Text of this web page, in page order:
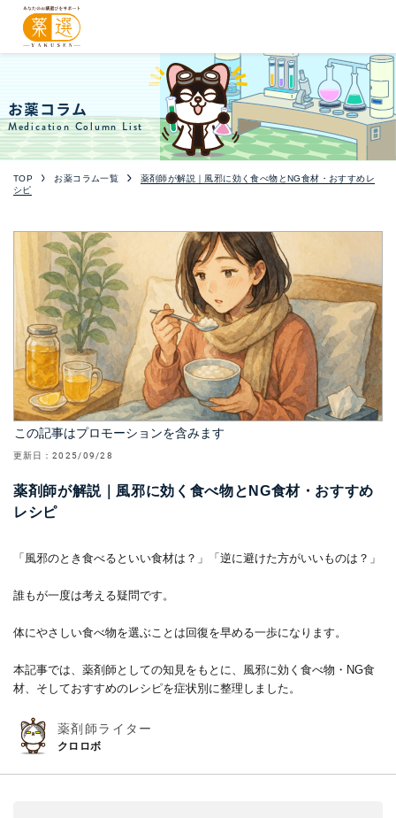
お薬コラム
Medication Column List
TOP お薬コラム一覧
薬剤師が解説｜風邪に効く食べ物とNG食材・おすすめレ
シピ
この記事はプロモーションを含みます
更新日： 2025/09/28
薬剤師が解説｜風邪に効く食べ物とNG食材・おすすめ
レシピ
「風邪のとき食べるといい食材は？」「逆に避けた方がいいものは？」
誰もが一度は考える疑問です。
体にやさしい食べ物を選ぶことは回復を早める一歩になります。
本記事では、薬剤師としての知見をもとに、風邪に効く食べ物・NG食
材、そしておすすめのレシピを症状別に整理しました。
薬剤師ライター
クロロボ